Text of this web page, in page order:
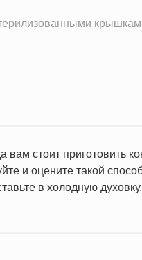
вам стоит приготовить
и оцените такой
в холодную